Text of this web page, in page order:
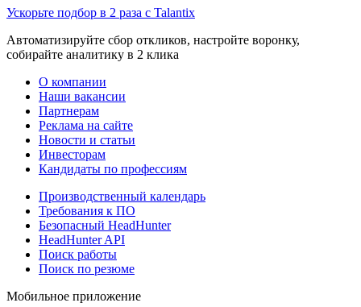
Ускорьте подбор в 2 раза с Talantix
Автоматизируйте сбор откликов, настройте воронку,
собирайте аналитику в 2 клика
О компании
Наши вакансии
Партнерам
Реклама на сайте
Новости и статьи
Инвесторам
Кандидаты по профессиям
Производственный календарь
Требования к ПО
Безопасный HeadHunter
HeadHunter API
Поиск работы
Поиск по резюме
Мобильное приложение